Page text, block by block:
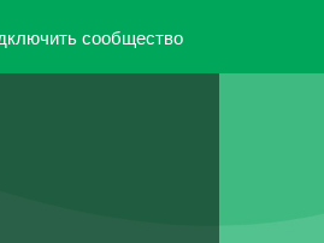
сообщество